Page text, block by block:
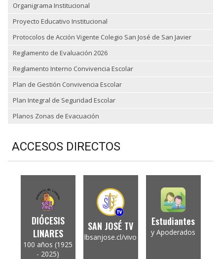
Organigrama Institucional
Proyecto Educativo Institucional
Protocolos de Acción Vigente Colegio San José de San Javier
Reglamento de Evaluación 2026
Reglamento Interno Convivencia Escolar
Plan de Gestión Convivencia Escolar
Plan Integral de Seguridad Escolar
Planos Zonas de Evacuación
ACCESOS DIRECTOS
DIÓCESIS
LINARES
100 años (1925
- 2025)
SAN JOSÉ TV
lbsanjose.cl/vivo
Estudiantes
y Apoderados